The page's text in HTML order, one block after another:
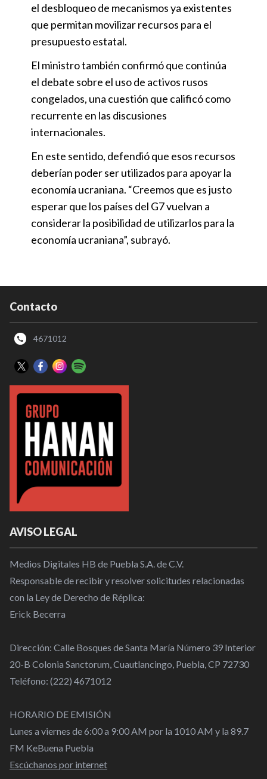
el desbloqueo de mecanismos ya existentes
que permitan movilizar recursos para el
presupuesto estatal.
El ministro también confirmó que continúa
el debate sobre el uso de activos rusos
congelados, una cuestión que calificó como
recurrente en las discusiones
internacionales.
En este sentido, defendió que esos recursos
deberían poder ser utilizados para apoyar la
economía ucraniana. “Creemos que es justo
esperar que los países del G7 vuelvan a
considerar la posibilidad de utilizarlos para la
economía ucraniana”, subrayó.
Contacto
4671012
AVISO LEGAL
Medios Digitales HB de Puebla S.A. de C.V.
Responsable de recibir y resolver solicitudes relacionadas
con la Ley de Derecho de Réplica:
Erick Becerra
Dirección: Calle Bosques de Santa María Número 39 Interior
20-B Colonia Sanctorum, Cuautlancingo, Puebla, CP 72730
Teléfono: (222) 4671012
HORARIO DE EMISIÓN
Lunes a viernes de 6:00 a 9:00 AM por la 1010 AM y la 89.7
FM KeBuena Puebla
Escúchanos por internet